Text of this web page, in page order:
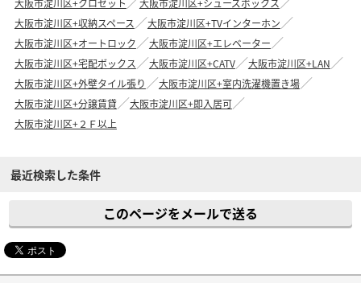
大阪市淀川区+クロゼット
大阪市淀川区+シューズボックス
大阪市淀川区+収納スペース
大阪市淀川区+TVインターホン
大阪市淀川区+オートロック
大阪市淀川区+エレベーター
大阪市淀川区+宅配ボックス
大阪市淀川区+CATV
大阪市淀川区+LAN
大阪市淀川区+外壁タイル張り
大阪市淀川区+室内洗濯機置き場
大阪市淀川区+分譲賃貸
大阪市淀川区+即入居可
大阪市淀川区+２Ｆ以上
最近検索した条件
このページをメールで送る